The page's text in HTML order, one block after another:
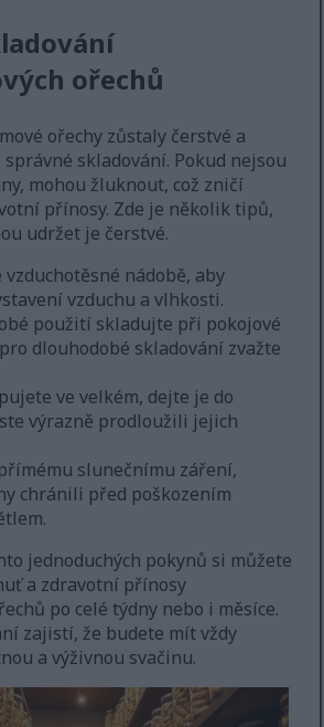
ořechů
ořechy zůstaly čerstvé a
skladování. Pokud nejsou
mohou žluknout, což zničí
přínosy. Zde je několik tipů,
udržet je čerstvé.
vzduchotěsné nádobě, aby
vzduchu a vlhkosti.
použití skladujte při pokojové
dlouhodobé skladování zvažte
ve velkém, dejte je do
výrazně prodloužili jejich
slunečnímu záření,
chránili před poškozením
jednoduchých pokynů si můžete
a zdravotní přínosy
po celé týdny nebo i měsíce.
zajistí, že budete mít vždy
a výživnou svačinu.